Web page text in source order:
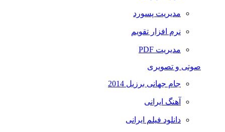
مدیریت پسورد
نرم افزار تقویم
مدیریت PDF
صوتی و تصویری
جام جهانی برزیل 2014
آهنگ ایرانی
دانلود فیلم ایرانی